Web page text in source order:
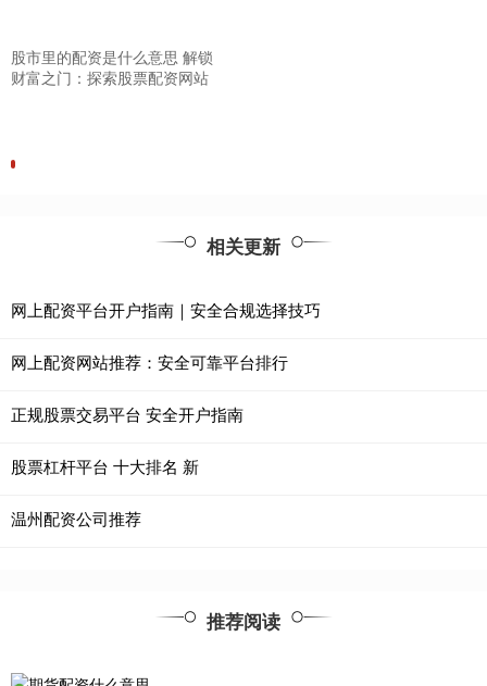
股市里的配资是什么意思 解锁
财富之门：探索股票配资网站
相关更新
网上配资平台开户指南｜安全合规选择技巧
网上配资网站推荐：安全可靠平台排行
正规股票交易平台 安全开户指南
股票杠杆平台 十大排名 新
温州配资公司推荐
推荐阅读